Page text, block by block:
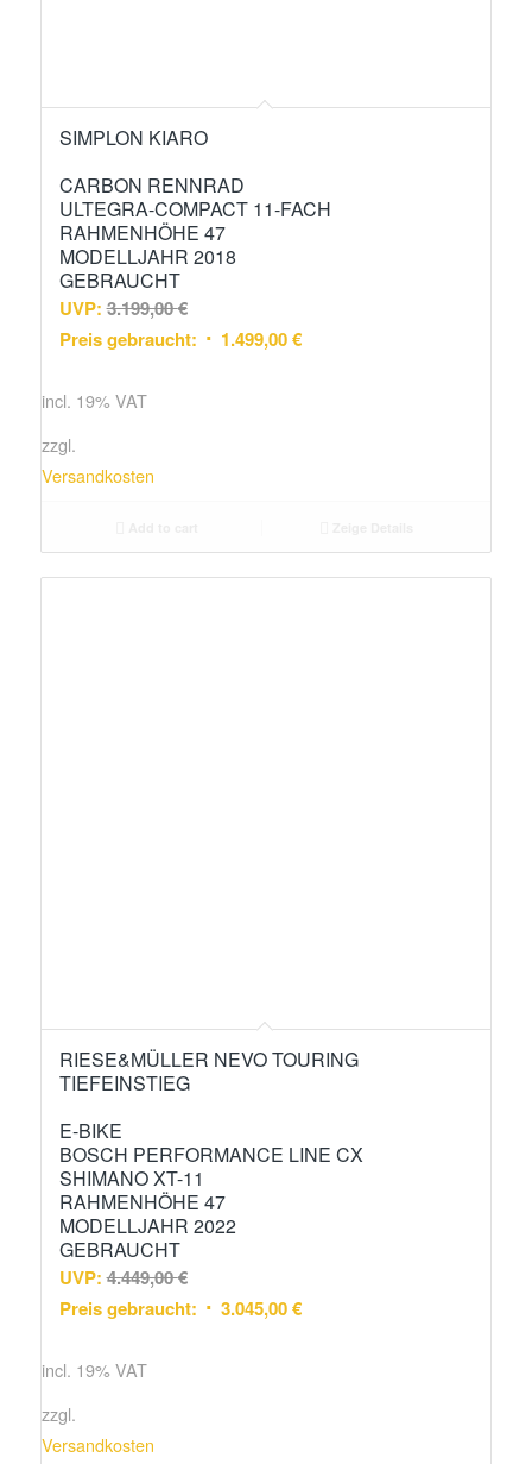
SIMPLON KIARO
CARBON RENNRAD
ULTEGRA-COMPACT 11-FACH
RAHMENHÖHE 47
MODELLJAHR 2018
GEBRAUCHT
UVP: 3.199,00€
Preis gebraucht:
1.499,00€
incl. 19% VAT
zzgl.
Versandkosten
RIESE&MÜLLER NEVO TOURING
TIEFEINSTIEG
E-BIKE
BOSCH PERFORMANCE LINE CX
SHIMANO XT-11
RAHMENHÖHE 47
MODELLJAHR 2022
GEBRAUCHT
UVP: 4.449,00€
Preis gebraucht:
3.045,00€
incl. 19% VAT
zzgl.
Versandkosten